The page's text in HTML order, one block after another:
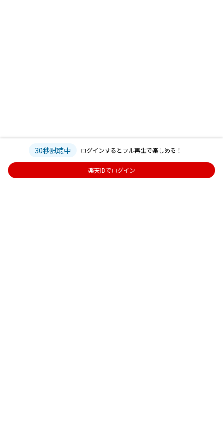
30秒試聴中 ログインするとフル再生で楽しめる！
楽天IDでログイン